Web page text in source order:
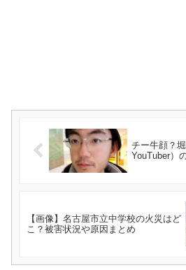
チー牛顔？
YouTuber）
【画像】名古屋市立中学校の火災はど
こ？被害状況や原因まとめ